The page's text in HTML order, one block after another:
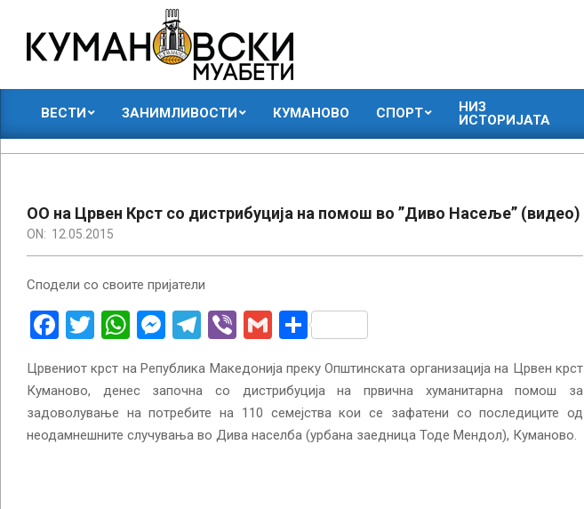
content
КУМАНОВСКИ
МУАБЕТИ
ВЕСТИ ЗАНИМЛИВОСТИ КУМАНОВО СПОРТ
НИЗ
ИСТОРИЈАТА
ОО на Црвен Крст со дистрибуција на помош во ”Диво Насеље” (видео)
ON: 12.05.2015
Сподели со своите пријатели
Facebook
Twitter
WhatsApp
Messenger
Telegram
ViberGmailShare
Црвениот крст на Република Македонија преку Општинската организација на Црвен крст
Куманово, денес започна со дистрибуција на првична хуманитарна помош за
задоволување на потребите на 110 семејства кои се зафатени со последиците од
неодамнешните случувања во Дива населба (урбана заедница Тоде Мендол), Куманово.